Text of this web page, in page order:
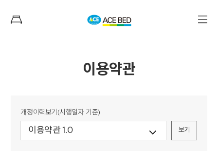
이용약관
개정이력보기(시행일자 기준)
보기